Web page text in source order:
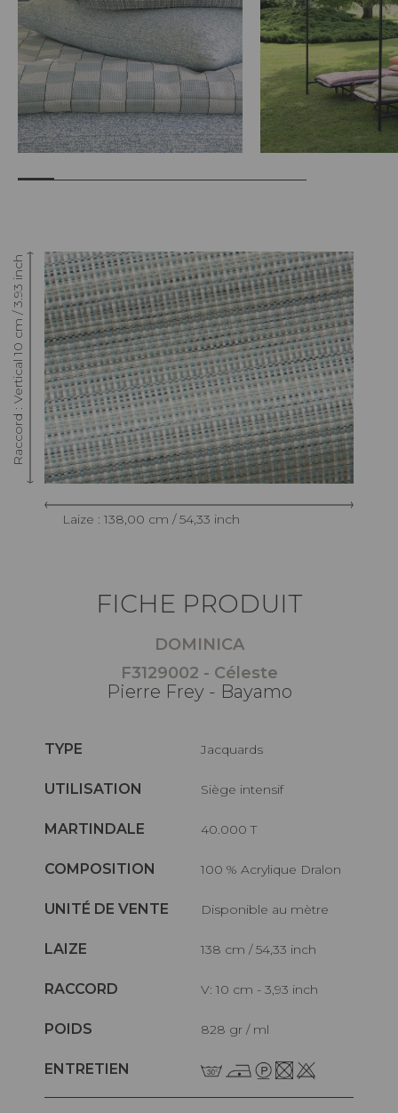
Raccord : Vertical 10 cm / 3.93 inch
Laize : 138,00 cm / 54,33 inch
FICHE PRODUIT
DOMINICA
F3129002 - Céleste
Pierre Frey - Bayamo
TYPE Jacquards
UTILISATION Siège intensif
MARTINDALE 40.000 T
COMPOSITION 100 % Acrylique Dralon
UNITÉ DE VENTE Disponible au mètre
LAIZE 138 cm / 54,33 inch
RACCORD V: 10 cm - 3,93 inch
POIDS 828 gr / ml
ENTRETIEN